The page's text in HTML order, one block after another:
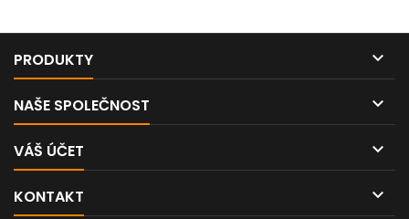
proti otěru, velkou pevností
proti průrazu.Technická data:
Provozní teplota: do...
25, Rectus 1600/1625, TEMA
PRODUKTY 
NAŠE SPOLEČNOST 
VÁŠ ÚČET 
KONTAKT 